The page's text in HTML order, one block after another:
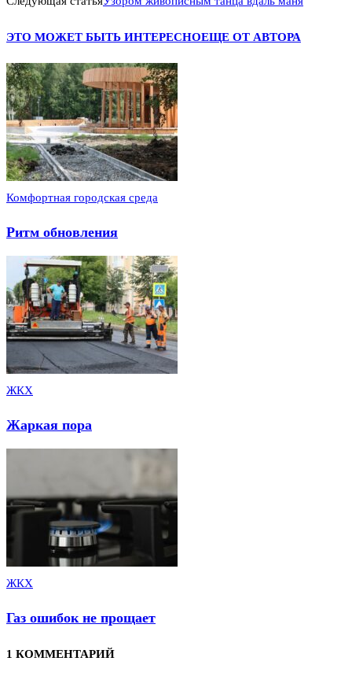
ЭТО МОЖЕТ БЫТЬ ИНТЕРЕСНОЕЩЕ ОТ АВТОРА
Комфортная городская среда
Ритм обновления
ЖКХ
Жаркая пора
ЖКХ
Газ ошибок не прощает
1 КОММЕНТАРИЙ